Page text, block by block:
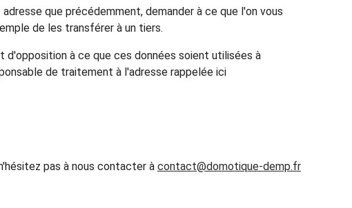
que précédemment, demander à ce que l'on vous
de les transférer à un tiers.
d'opposition à ce que ces données soient utilisées à
de traitement à l'adresse rappelée ici
pas à nous contacter à contact@domotique-demp.fr